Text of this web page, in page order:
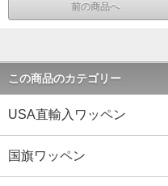
前の商品へ
この商品のカテゴリー
USA直輸入ワッペン
国旗ワッペン